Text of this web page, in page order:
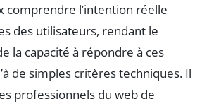
comprendre l’intention réelle
des utilisateurs, rendant le
la capacité à répondre à ces
de simples critères techniques. Il
professionnels du web de